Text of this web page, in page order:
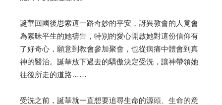
誕華回國後思索這一路奇妙的平安，訝異教會的人竟會
為素昧平生的她禱告，特別的愛心開啟她對這份信仰有
了好奇心，願意到教會參加聚會，也從病痛中體會到真
神的醫治。誕華放下過去的驕傲決定受洗，讓神帶領她
往後所走的道路……
受洗之前，誕華就一直想要追尋生命的源頭、生命的意